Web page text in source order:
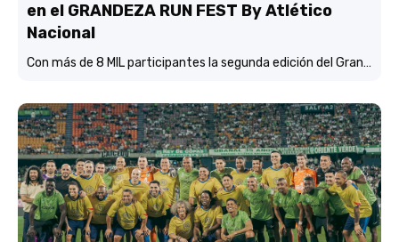
en el GRANDEZA RUN FEST By Atlético
Nacional
Con más de 8 MIL participantes la segunda edición del Grandeza Run Fest fue más que un éxito total.